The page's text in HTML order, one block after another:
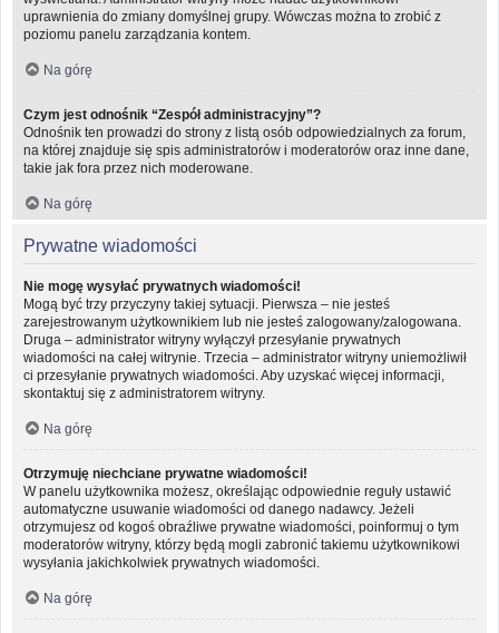
uprawnienia do zmiany domyślnej grupy. Wówczas można to zrobić z
poziomu panelu zarządzania kontem.
Na górę
Czym jest odnośnik “Zespół administracyjny”?
Odnośnik ten prowadzi do strony z listą osób odpowiedzialnych za forum,
na której znajduje się spis administratorów i moderatorów oraz inne dane,
takie jak fora przez nich moderowane.
Na górę
Prywatne wiadomości
Nie mogę wysyłać prywatnych wiadomości!
Mogą być trzy przyczyny takiej sytuacji. Pierwsza – nie jesteś
zarejestrowanym użytkownikiem lub nie jesteś zalogowany/zalogowana.
Druga – administrator witryny wyłączył przesyłanie prywatnych
wiadomości na całej witrynie. Trzecia – administrator witryny uniemożliwił
ci przesyłanie prywatnych wiadomości. Aby uzyskać więcej informacji,
skontaktuj się z administratorem witryny.
Na górę
Otrzymuję niechciane prywatne wiadomości!
W panelu użytkownika możesz, określając odpowiednie reguły ustawić
automatyczne usuwanie wiadomości od danego nadawcy. Jeżeli
otrzymujesz od kogoś obraźliwe prywatne wiadomości, poinformuj o tym
moderatorów witryny, którzy będą mogli zabronić takiemu użytkownikowi
wysyłania jakichkolwiek prywatnych wiadomości.
Na górę